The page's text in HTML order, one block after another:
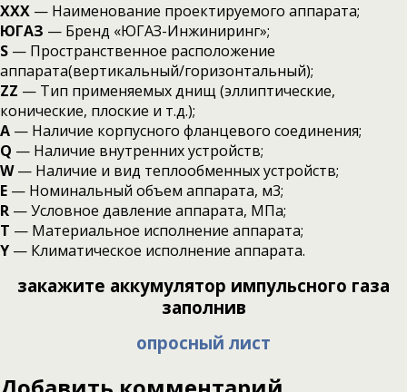
XXX — Наименование проектируемого аппарата;
ЮГАЗ — Бренд «ЮГАЗ-Инжиниринг»;
S — Пространственное расположение
аппарата(вертикальный/горизонтальный);
ZZ — Тип применяемых днищ (эллиптические,
конические, плоские и т.д.);
А — Наличие корпусного фланцевого соединения;
Q — Наличие внутренних устройств;
W— Наличие и вид теплообменных устройств;
Е — Номинальный объем аппарата, м3;
R — Условное давление аппарата, МПа;
Т — Материальное исполнение аппарата;
Y — Климатическое исполнение аппарата.
закажите аккумулятор импульсного газа
заполнив
опросный лист